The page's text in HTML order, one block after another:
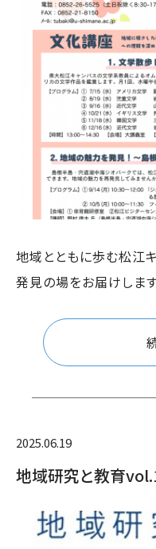
地域とともに歩む松江
発見の場をお届けします
2025.06.19
地域研究と教育